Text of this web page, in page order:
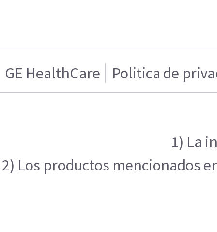
GE HealthCare Politica de
1) La
2) Los productos mencionados